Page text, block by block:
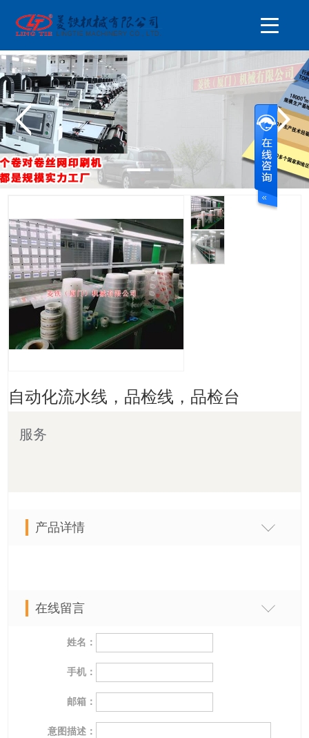
自动化流水线，品检线，品检台
服务
产品详情
在线留言
姓名：
手机：
邮箱：
意图描述：